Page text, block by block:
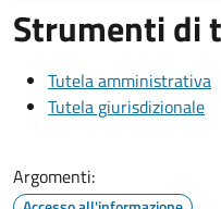
Strumenti di
Tutela amministrativa
Tutela giurisdizionale
Argomenti: